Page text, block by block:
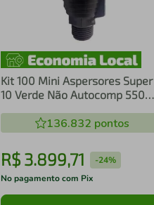
Kit 100 Mini Aspersores Super
10 Verde Não Autocomp 550
136.832 pontos
R$3.899,71 -24%
No pagamento com Pix